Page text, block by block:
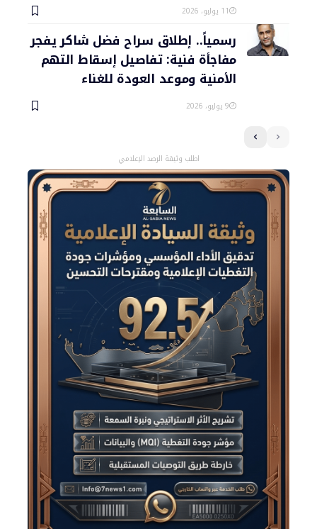
11 يوليو، 2026
رسمياً.. إطلاق سراح فضل شاكر يفجر
مفاجأة فنية: تفاصيل إسقاط التهم
الأمنية وموعد العودة للغناء
9 يوليو، 2026
اطلب وثيقة الرصد الإعلامي